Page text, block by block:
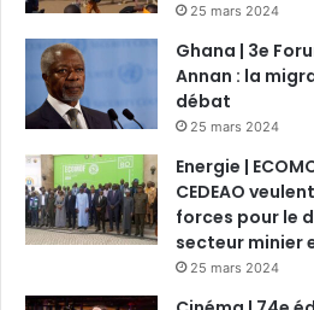
25 mars 2024
Ghana | 3e
Annan : la
débat
25 mars 2024
Energie |
CEDEAO
forces pour le
secteur minier
25 mars 2024